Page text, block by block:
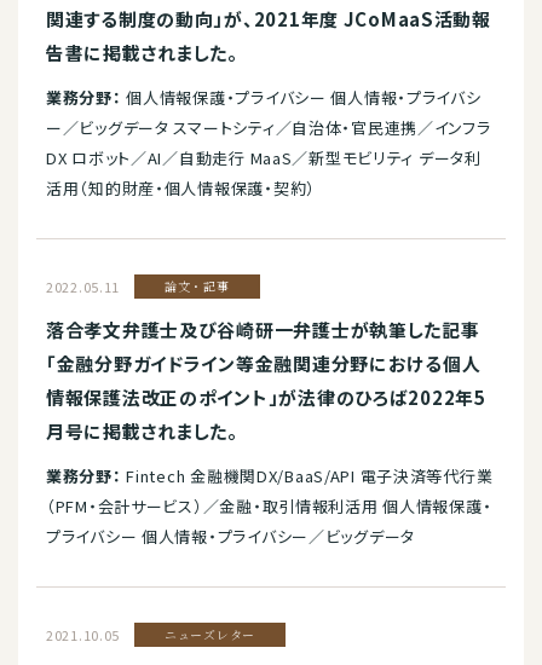
関連する制度の動向」が、2021年度 JCoMaaS活動報
告書に掲載されました。
業務分野： 個人情報保護・プライバシー 個人情報・プライバシ
ー／ビッグデータ スマートシティ／自治体・官民連携／インフラ
DX ロボット／AI／自動走行 MaaS／新型モビリティ データ利
活用（知的財産・個人情報保護・契約）
2022.05.11 論文・記事
落合孝文弁護士及び谷崎研一弁護士が執筆した記事
「金融分野ガイドライン等金融関連分野における個人
情報保護法改正のポイント」が法律のひろば2022年5
月号に掲載されました。
業務分野： Fintech 金融機関DX/BaaS/API 電子決済等代行業
（PFM・会計サービス）／金融・取引情報利活用 個人情報保護・
プライバシー 個人情報・プライバシー／ビッグデータ
2021.10.05 ニューズレター